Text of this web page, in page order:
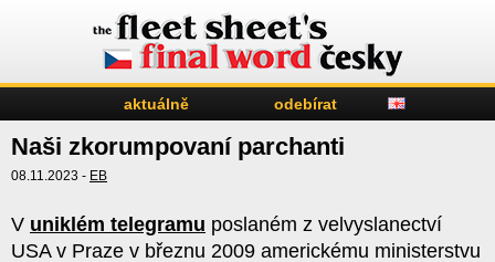
aktuálně odebírat
Naši zkorumpovaní parchanti
08.11.2023 - EB
V uniklém telegramu poslaném z velvyslanectví
USA v Praze v březnu 2009 americkému ministerstvu